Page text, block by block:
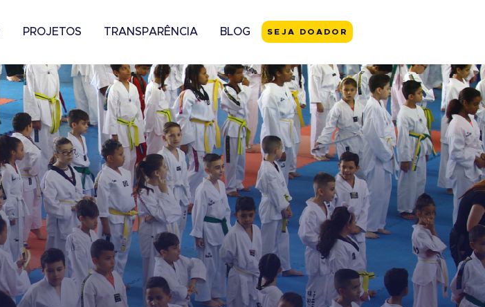
PROJETOS TRANSPARÊNCIA BLOG SEJA DOADOR